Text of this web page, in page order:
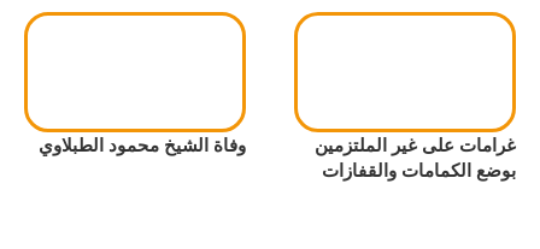
غرامات على غير الملتزمين
بوضع الكمامات والقفازات
وفاة الشيخ محمود الطبلاوي